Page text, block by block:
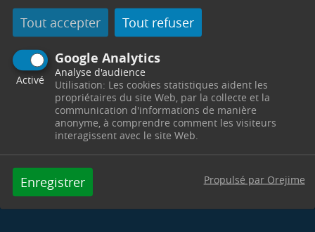
Tout accepter Tout refuser
Google Analytics
Activé
Analyse d'audience
Utilisation: Les cookies statistiques aident les
propriétaires du site Web, par la collecte et la
communication d'informations de manière
anonyme, à comprendre comment les visiteurs
interagissent avec le site Web.
Enregistrer Propulsé par Orejime
Télephone : 04 42 61 23 90 / 04 42 61 23 91
Horaires : Du lundi au jeudi de 8h00 à 12h00 et de
13h30 à 17h30 - le vendredi de 8h00 à 12h00 -
servicestechniques@trets.fr
Contacter par mail
Contacter